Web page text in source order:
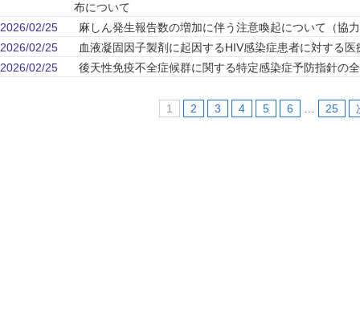
布について
2026/02/25
麻しん発生報告数の増加に伴う注意喚起について（協
2026/02/25
血液凝固因子製剤に起因するHIV感染症患者に対する
2026/02/25
後天性免疫不全症候群に関する特定感染症予防指針の
1 2 3 4 5 6 25